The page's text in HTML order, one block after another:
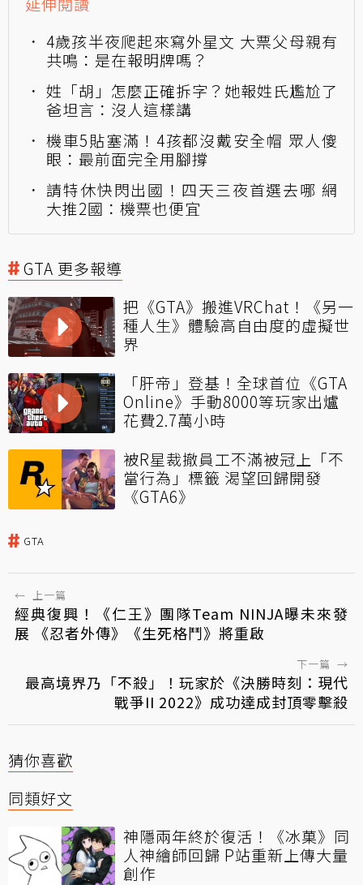
4歲孩半夜爬起來寫外星文 大票父母親有
共鳴：是在報明牌嗎？
姓「胡」怎麼正確拆字？她報姓氏尷尬了
爸坦言：沒人這樣講
機車5貼塞滿！4孩都沒戴安全帽 眾人傻
眼：最前面完全用腳撐
請特休快閃出國！四天三夜首選去哪 網
大推2國：機票也便宜
GTA 更多報導
把《GTA》搬進VRChat！《另一
種人生》體驗高自由度的虛擬世
界
「肝帝」登基！全球首位《GTA
Online》手動8000等玩家出爐
花費2.7萬小時
被R星裁撤員工不滿被冠上「不
當行為」標籤 渴望回歸開發
《GTA6》
GTA
← 上一篇
經典復興！《仁王》團隊Team NINJA曝未來發
展 《忍者外傳》《生死格鬥》將重啟
下一篇 →
最高境界乃「不殺」！玩家於《決勝時刻：現代
戰爭II 2022》成功達成封頂零擊殺
猜你喜歡
同類好文
神隱兩年終於復活！《冰菓》同
人神繪師回歸 P站重新上傳大量
創作